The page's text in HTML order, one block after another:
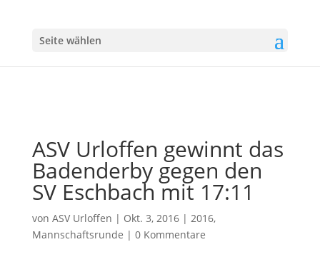
Seite wählen
ASV Urloffen gewinnt das
Badenderby gegen den
SV Eschbach mit 17:11
von ASV Urloffen | Okt. 3, 2016| 2016,
Mannschaftsrunde | 0 Kommentare